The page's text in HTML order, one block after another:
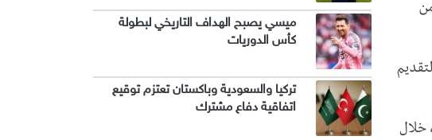
خلال
ميسي يصبح الهداف التاريخي لبطولة
كأس الدوريات
تركيا والسعودية وباكستان تعتزم توقيع
اتفاقية دفاع مشترك